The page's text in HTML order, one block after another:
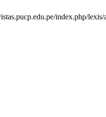
index.php/